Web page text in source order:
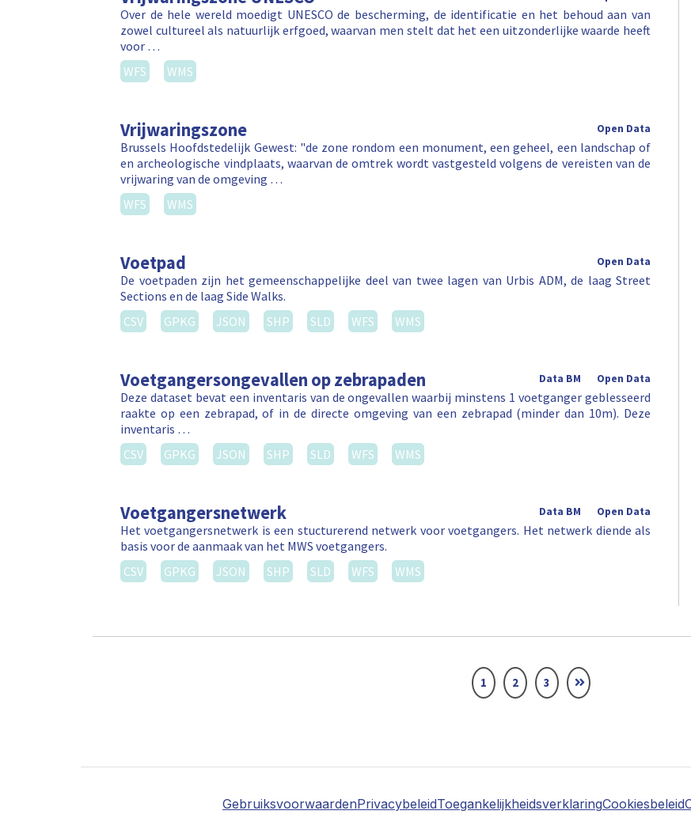
Over de hele wereld moedigt UNESCO de bescherming, de identificatie en het behoud aan van
zowel cultureel als natuurlijk erfgoed, waarvan men stelt dat het een uitzonderlijke waarde heeft
voor …
WFS
WMS
Vrijwaringszone Open Data
Brussels Hoofdstedelijk Gewest: "de zone rondom een monument, een geheel, een landschap of
en archeologische vindplaats, waarvan de omtrek wordt vastgesteld volgens de vereisten van de
vrijwaring van de omgeving …
WFS
WMS
Voetpad Open Data
De voetpaden zijn het gemeenschappelijke deel van twee lagen van Urbis ADM, de laag Street
Sections en de laag Side Walks.
CSV
GPKG JSON SHP SLD WFS WMS
Voetgangersongevallen op zebrapaden Open Data
Data BM
Deze dataset bevat een inventaris van de ongevallen waarbij minstens 1 voetganger geblesseerd
raakte op een zebrapad, of in de directe omgeving van een zebrapad (minder dan 10m). Deze
inventaris …
CSV
GPKG JSON SHP SLD WFS WMS
Voetgangersnetwerk Open Data
Data BM
Het voetgangersnetwerk is een stucturerend netwerk voor voetgangers. Het netwerk diende als
basis voor de aanmaak van het MWS voetgangers.
CSV
GPKG JSON SHP SLD WFS WMS
1 2 3
GebruiksvoorwaardenPrivacybeleidToegankelijkheidsverklaringCookiesbeleid